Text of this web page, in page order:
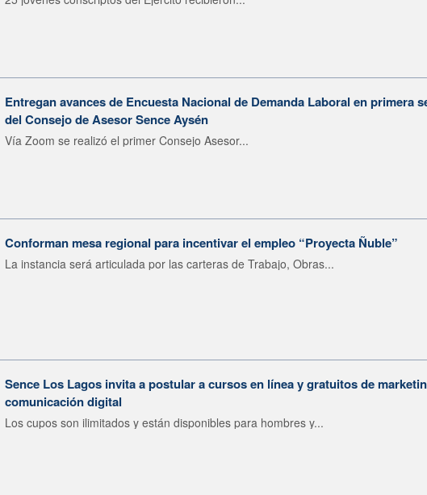
Entregan avances de Encuesta Nacional de Demanda Laboral en primera
del Consejo de Asesor Sence Aysén
Vía Zoom se realizó el primer Consejo Asesor...
Conforman mesa regional para incentivar el empleo “Proyecta Ñuble”
La instancia será articulada por las carteras de Trabajo, Obras...
Sence Los Lagos invita a postular a cursos en línea y gratuitos de
comunicación digital
Los cupos son ilimitados y están disponibles para hombres y...